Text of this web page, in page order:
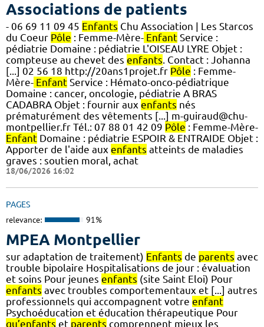
Associations de patients
- 06 69 11 09 45 Enfants Chu Association | Les Starcos
du Coeur Pôle : Femme-Mère- Enfant Service :
pédiatrie Domaine : pédiatrie L'OISEAU LYRE Objet :
compteuse au chevet des enfants. Contact : Johanna
[...] 02 56 18 http://20ans1projet.fr Pôle : Femme-
Mère- Enfant Service : Hémato-onco-pédiatrique
Domaine : cancer, oncologie, pédiatrie A BRAS
CADABRA Objet : fournir aux enfants nés
prématurément des vêtements [...] m-guiraud@chu-
montpellier.fr Tél.: 07 88 01 42 09 Pôle : Femme-Mère-
Enfant Domaine : pédiatrie ESPOIR & ENTRAIDE Objet :
Apporter de l'aide aux enfants atteints de maladies
graves : soutien moral, achat
18/06/2026 16:02
PAGES
relevance: 91%
MPEA Montpellier
sur adaptation de traitement) Enfants de parents avec
trouble bipolaire Hospitalisations de jour : évaluation
et soins Pour jeunes enfants (site Saint Eloi) Pour
enfants avec troubles comportementaux et [...] autres
professionnels qui accompagnent votre enfant
Psychoéducation et éducation thérapeutique Pour
qu’enfants et parents comprennent mieux les